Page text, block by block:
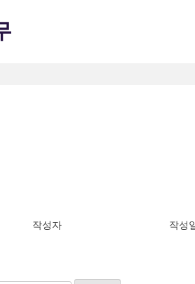
작성자 작성